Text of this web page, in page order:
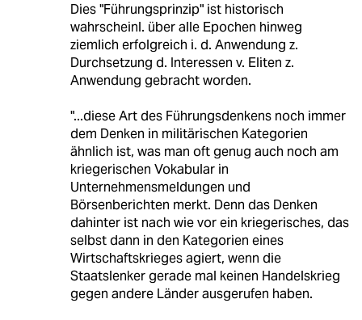
Dies "Führungsprinzip" ist historisch
wahrscheinl. über alle Epochen hinweg
ziemlich erfolgreich i. d. Anwendung z.
Durchsetzung d. Interessen v. Eliten z.
Anwendung gebracht worden.
"...diese Art des Führungsdenkens noch immer
dem Denken in militärischen Kategorien
ähnlich ist, was man oft genug auch noch am
kriegerischen Vokabular in
Unternehmensmeldungen und
Börsenberichten merkt. Denn das Denken
dahinter ist nach wie vor ein kriegerisches, das
selbst dann in den Kategorien eines
Wirtschaftskrieges agiert, wenn die
Staatslenker gerade mal keinen Handelskrieg
gegen andere Länder ausgerufen haben.